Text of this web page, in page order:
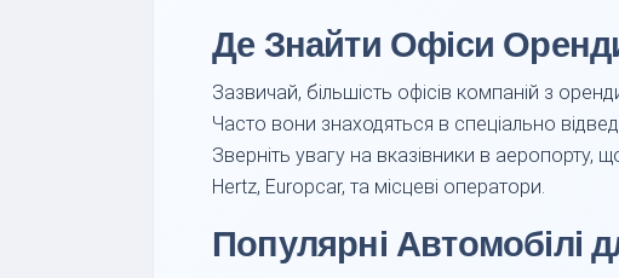
Де Знайти Офіси
Зазвичай, більшість офісів компаній з
Часто вони знаходяться в спеціально
Зверніть увагу на вказівники в аеропорту,
Hertz, Europcar, та місцеві оператори.
Популярні Автомобілі